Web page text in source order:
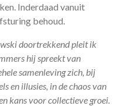
Inderdaad vanuit
behoud.
doortrekkend pleit ik
hij spreekt van
samenleving zich, bij
en illusies, in de chaos van
kans voor collectieve groei.